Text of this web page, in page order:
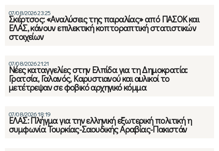
07/08/2026 23:25
Σκέρτσος: «Αναλύσεις της παραλίας» από ΠΑΣΟΚ και
ΕΛΑΣ, κάνουν επιλεκτική κοπτοραπτική στατιστικών
στοιχείων
07/08/2026 21:21
Νέες καταγγελίες στην Ελπίδα για τη Δημοκρατία:
Γρατσία, Γαλανός, Καρυστιανού και αυλικοί το
μετέτρεψαν σε φοβικό αρχηγικό κόμμα
07/08/2026 18:19
ΕΛΑΣ: Πλήγμα για την ελληνική εξωτερική πολιτική η
συμφωνία Τουρκίας-Σαουδικής Αραβίας-Πακιστάν